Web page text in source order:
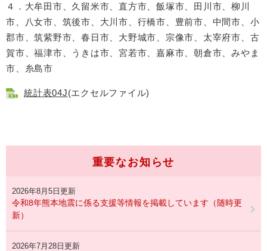
４．大牟田市、久留米市、直方市、飯塚市、田川市、柳川
市、八女市、筑後市、大川市、行橋市、豊前市、中間市、小
郡市、筑紫野市、春日市、大野城市、宗像市、太宰府市、古
賀市、福津市、うきは市、宮若市、嘉麻市、朝倉市、みやま
市、糸島市
統計表04J(エクセルファイル)
重要なお知らせ
2026年8月5日更新
令和8年熊本地震に係る支援等情報を掲載しています（随時更
新）
2026年7月28日更新